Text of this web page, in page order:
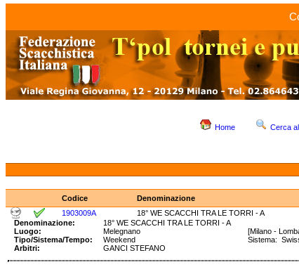
Home Cerca
Codice Denominazione
1903009A
18° WE SCACCHI TRA LE TORRI - A
Denominazione:
18° WE SCACCHI TRA LE TORRI - A
Luogo:
Melegnano
[Milano -
Tipo/Sistema/Tempo:
Weekend
Sistema:
Arbitri:
GANCI STEFANO